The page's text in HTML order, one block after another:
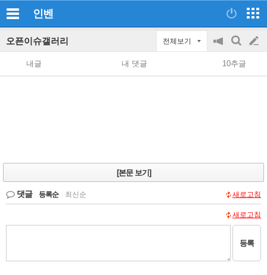
인벤
오픈이슈갤러리 전체보기
공
지
on/off
검
색
글
쓰
내글 내 댓글 10추글
[본문 보기]
댓글 등록순 최신순 새로고침
새로고침
등록